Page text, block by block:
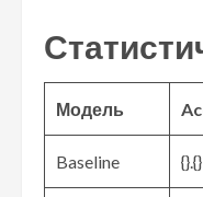
Модель
Baseline {}.{}